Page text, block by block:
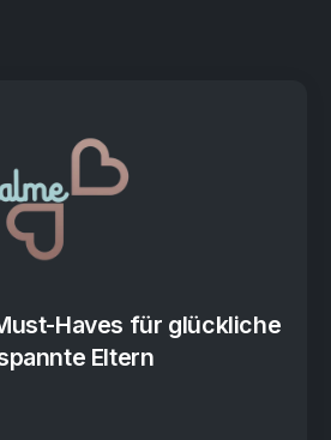
Haves für glückliche
Eltern